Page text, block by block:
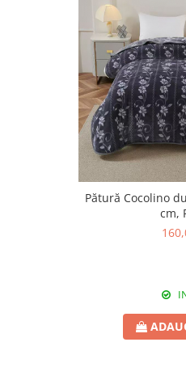
Pătură Cocolino
cm,